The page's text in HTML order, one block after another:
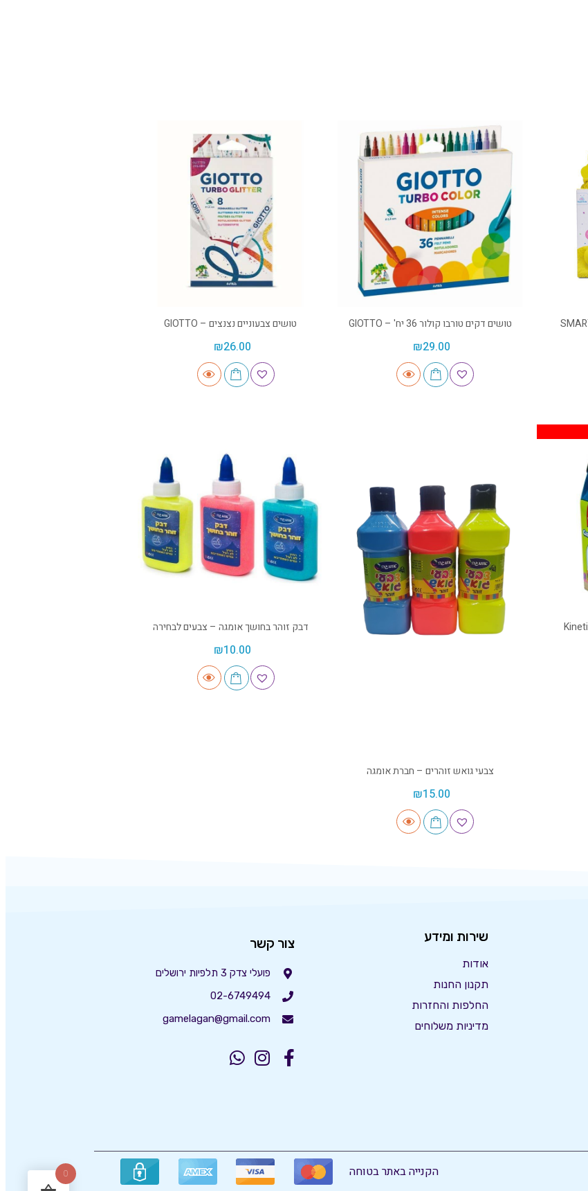
טושים דקים טורבו קולור 36 יח' – GIOTTO
₪29.00
טושים צבעוניים נצנצים – GIOTTO
₪26.00
צבעי גואש זוהרים – חברת אומגה
₪15.00
דבק זוהר בחושך אומגה – צבעים לבחירה
₪10.00
שירות ומידע
אודות
תקנון החנות
החלפות והחזרות
מדיניות משלוחים
צור קשר
פועלי צדק 3 תלפיות ירושלים
02-6749494
gamelagan@gmail.com
הקנייה באתר בטוחה 0